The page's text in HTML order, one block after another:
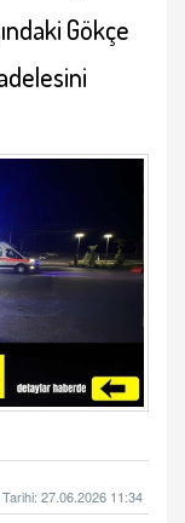
Gökçe
27.06.2026 11:34